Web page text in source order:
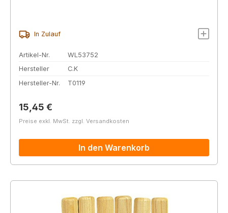
In Zulauf
Artikel-Nr.
WL53752
Hersteller
C.K
Hersteller-Nr.
T0119
Regulärer Preis:
15,45 €
Preise exkl. MwSt. zzgl. Versandkosten
In den Warenkorb